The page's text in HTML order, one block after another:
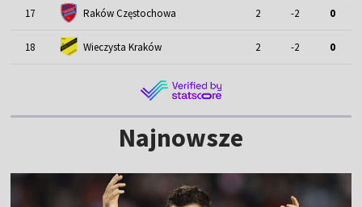
17 Raków Częstochowa 2 -2 0
18 Wieczysta Kraków 2 -2 0
Najnowsze